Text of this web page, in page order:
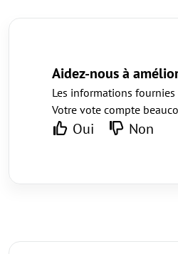
Aidez-nous à
Les informations
Votre vote compte
Oui Non